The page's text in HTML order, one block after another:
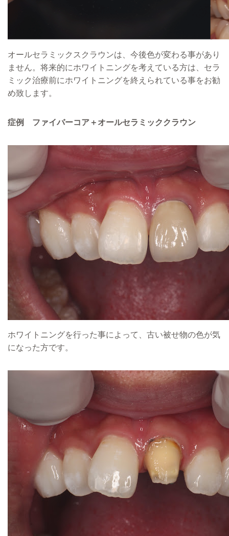
オールセラミックスクラウンは、今後色が変わる事があり
ません。将来的にホワイトニングを考えている方は、セラ
ミック治療前にホワイトニングを終えられている事をお勧
め致します。
症例 ファイバーコア＋オールセラミッククラウン
ホワイトニングを行った事によって、古い被せ物の色が気
になった方です。